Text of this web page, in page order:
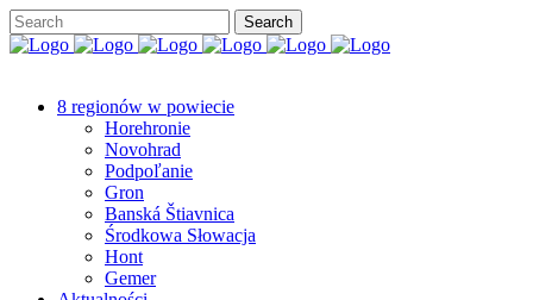
8 regionów w powiecie
Horehronie
Novohrad
Podpoľanie
Gron
Banská Štiavnica
Środkowa Słowacja
Hont
Gemer